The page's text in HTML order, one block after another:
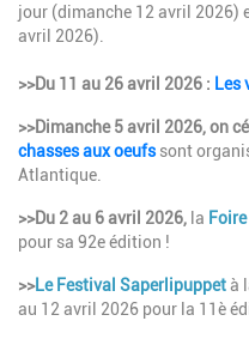
jour (dimanche 12 avril 2026)
avril 2026).
>>Du 11 au 26 avril 2026 : Les
>>Dimanche 5 avril 2026, on
chasses aux oeufssont
Atlantique.
>>Du 2 au 6 avril 2026, la
pour sa 92e édition !
>>Le Festival Saperlipuppetà
au 12 avril 2026 pour la 11è